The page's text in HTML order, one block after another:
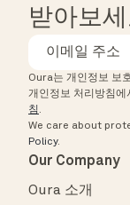
받아보
Oura는 개인정보 보
개인정보 처리방침에
침 .
We care about
Policy.
Our Company
Oura 소개